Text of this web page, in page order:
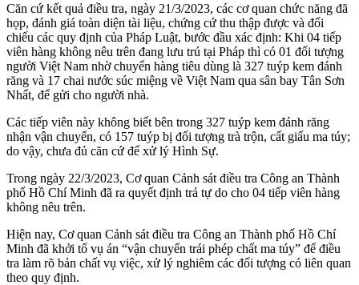
Căn cứ kết quả điều tra, ngày 21/3/2023, các cơ quan chức năng đã
họp, đánh giá toàn diện tài liệu, chứng cứ thu thập được và đối
chiếu các quy định của Pháp Luật, bước đầu xác định: Khi 04 tiế‌p
viê‌n hàng không nêu trên đang lưu trú tại Pháp thì có 01 đối tượng
người Việt Nam nhờ chuyển hàng tiêu dùng là 327 tuýp kem đánh
răng và 17 chai nước súc miệng về Việt Nam qua sân bay Tân Sơn
Nhất, để gửi cho người nhà.
Các tiế‌p viê‌n này không biết bên trong 327 tuýp kem đánh răng
nhận vận chuyển, có 157 tuýp bị đối tượng trà trộn, cất giấu m‌a tú‌y;
do vậy, chưa đủ căn cứ để xử lý Hình Sự.
Trong ngày 22/3/2023, Cơ quan Cảnh sát điều tra Công an Thành
phố Hồ Chí Minh đã ra quyết định trả tự do cho 04 tiế‌p viê‌n hàng
không nêu trên.
Hiện nay, Cơ quan Cảnh sát điều tra Công an Thành phố Hồ Chí
Minh đã khởi tố vụ án “vận chuyển trái phép chất m‌a tú‌y” để điều
tra làm rõ bản chất vụ việc, xử lý nghiêm các đối tượng có liên quan
theo quy định.